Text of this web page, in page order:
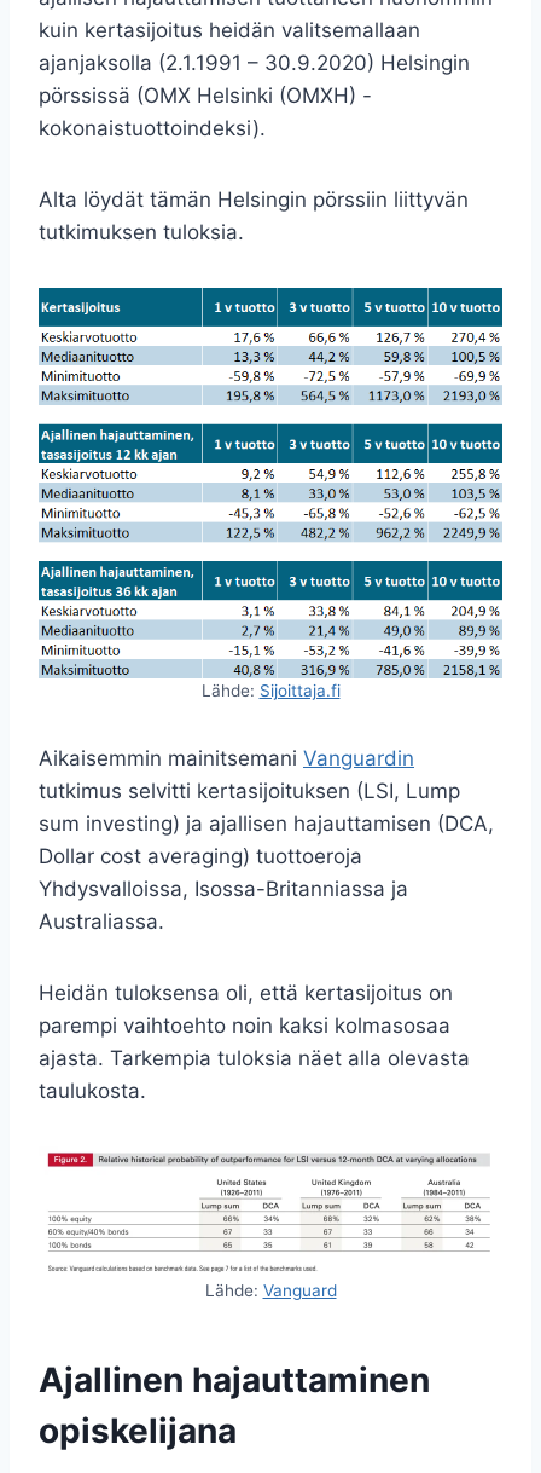
kuin kertasijoitus heidän valitsemallaan
ajanjaksolla (2.1.1991 – 30.9.2020) Helsingin
pörssissä (OMX Helsinki (OMXH) -
kokonaistuottoindeksi).
Alta löydät tämän Helsingin pörssiin liittyvän
tutkimuksen tuloksia.
Lähde: Sijoittaja.fi
Aikaisemmin mainitsemani Vanguardin
tutkimus selvitti kertasijoituksen (LSI, Lump
sum investing) ja ajallisen hajauttamisen (DCA,
Dollar cost averaging) tuottoeroja
Yhdysvalloissa, Isossa-Britanniassa ja
Australiassa.
Heidän tuloksensa oli, että kertasijoitus on
parempi vaihtoehto noin kaksi kolmasosaa
ajasta. Tarkempia tuloksia näet alla olevasta
taulukosta.
Lähde: Vanguard
Ajallinen hajauttaminen
opiskelijana